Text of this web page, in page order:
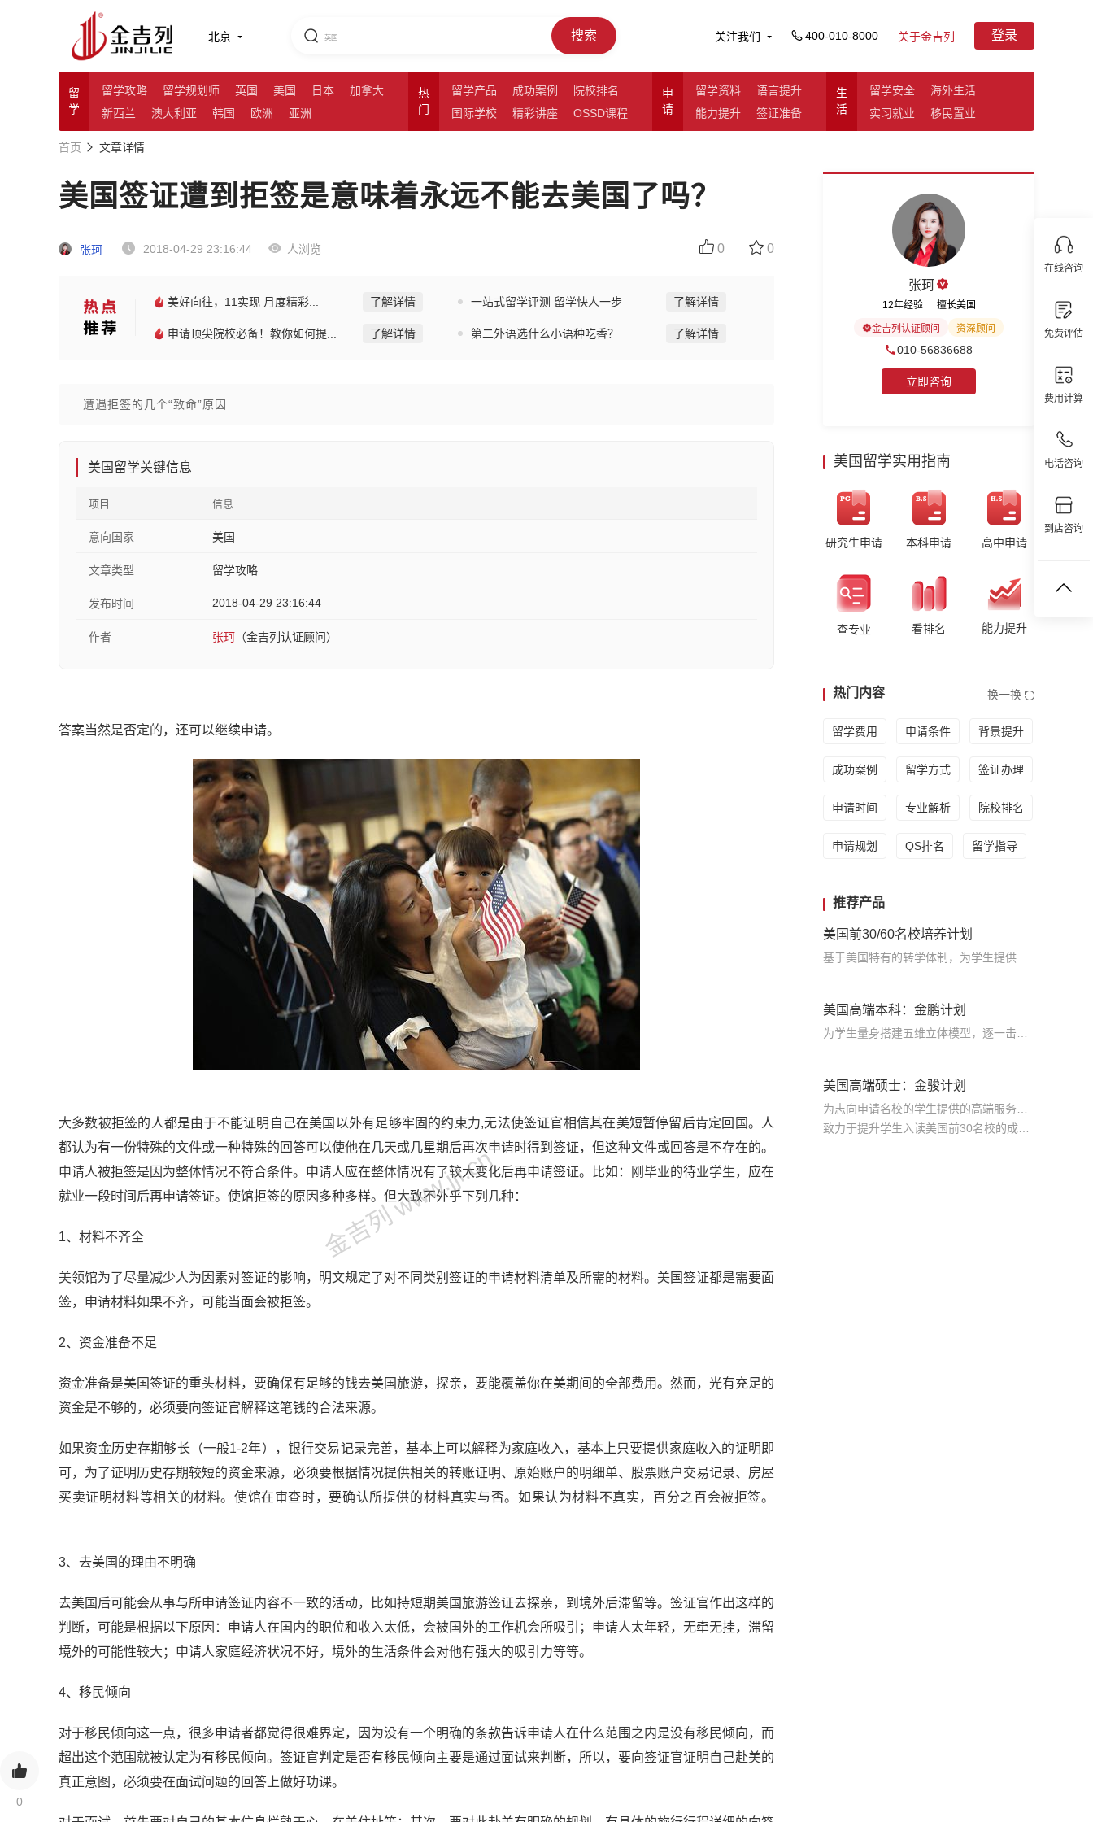
北京 搜索 关注我们 400-010-8000 关于金吉列 登录
留
学
留学攻略 留学规划师 英国 美国 日本
加拿大
新西兰
澳大利亚 韩国 欧洲 亚洲
热
门
留学产品 成功案例
院校排名
国际学校
精彩讲座 OSSD课程
申
请
留学资料
语言提升
能力提升
签证准备
生
活
留学安全
海外生活
实习就业
移民置业
在线咨询
免费评估
费用计算
电话咨询
到店咨询
0
首页 文章详情
美国签证遭到拒签是意味着永远不能去美国了吗？
张珂 2018-04-29 23:16:44 人浏览 0 0
美好向往，11实现 月度精彩... 了解详情 一站式留学评测 留学快人一步 了解详情
申请顶尖院校必备！教你如何提... 了解详情 第二外语选什么小语种吃香？ 了解详情
遭遇拒签的几个“致命”原因
美国留学关键信息
项目 信息
意向国家 美国
文章类型 留学攻略
发布时间 2018-04-29 23:16:44
作者 张珂 （金吉列认证顾问）
答案当然是否定的，还可以继续申请。
大多数被拒签的人都是由于不能证明自己在美国以外有足够牢固的约束力,无法使签证官相信其在美短暂停留后肯定回国。人
都认为有一份特殊的文件或一种特殊的回答可以使他在几天或几星期后再次申请时得到签证，但这种文件或回答是不存在的。
申请人被拒签是因为整体情况不符合条件。申请人应在整体情况有了较大变化后再申请签证。比如：刚毕业的待业学生，应在
就业一段时间后再申请签证。使馆拒签的原因多种多样。但大致不外乎下列几种：
1、材料不齐全
美领馆为了尽量减少人为因素对签证的影响，明文规定了对不同类别签证的申请材料清单及所需的材料。美国签证都是需要面
签，申请材料如果不齐，可能当面会被拒签。
2、资金准备不足
资金准备是美国签证的重头材料，要确保有足够的钱去美国旅游，探亲，要能覆盖你在美期间的全部费用。然而，光有充足的
资金是不够的，必须要向签证官解释这笔钱的合法来源。
如果资金历史存期够长（一般1-2年），银行交易记录完善，基本上可以解释为家庭收入，基本上只要提供家庭收入的证明即
可，为了证明历史存期较短的资金来源，必须要根据情况提供相关的转账证明、原始账户的明细单、股票账户交易记录、房屋
买卖证明材料等相关的材料。使馆在审查时，要确认所提供的材料真实与否。如果认为材料不真实，百分之百会被拒签。
3、去美国的理由不明确
去美国后可能会从事与所申请签证内容不一致的活动，比如持短期美国旅游签证去探亲，到境外后滞留等。签证官作出这样的
判断，可能是根据以下原因：申请人在国内的职位和收入太低，会被国外的工作机会所吸引；申请人太年轻，无牵无挂，滞留
境外的可能性较大；申请人家庭经济状况不好，境外的生活条件会对他有强大的吸引力等等。
4、移民倾向
对于移民倾向这一点，很多申请者都觉得很难界定，因为没有一个明确的条款告诉申请人在什么范围之内是没有移民倾向，而
超出这个范围就被认定为有移民倾向。签证官判定是否有移民倾向主要是通过面试来判断，所以，要向签证官证明自己赴美的
真正意图，必须要在面试问题的回答上做好功课。
金吉列 www.jjl.cn
张珂
12年经验 擅长美国
金吉列认证顾问 资深顾问
010-56836688
立即咨询
美国留学实用指南
研究生申请 本科申请 高中申请
查专业 看排名 能力提升
热门内容 换一换
留学费用 申请条件 背景提升
成功案例 留学方式 签证办理
申请时间 专业解析 院校排名
申请规划 QS排名 留学指导
推荐产品
美国前30/60名校培养计划
美国高端本科：金鹏计划
美国高端硕士：金骏计划